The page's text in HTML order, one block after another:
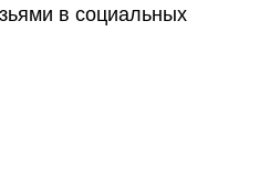
в социальных